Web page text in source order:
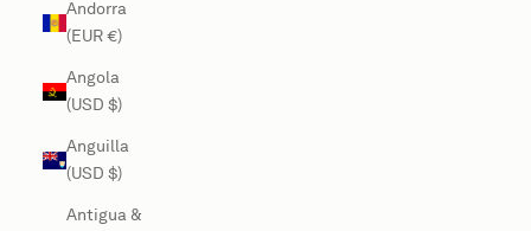
Andorra
(EUR €)
Angola
(USD $)
Anguilla
(USD $)
Antigua &